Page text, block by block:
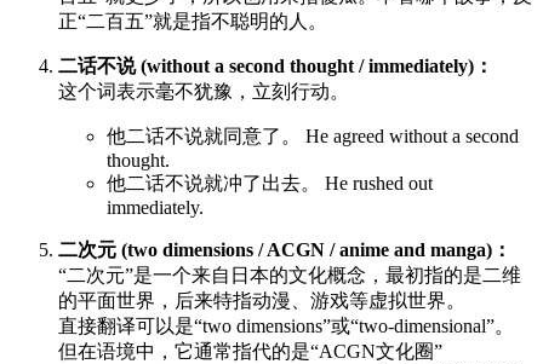
正“二百五”就是指不聪明的人。
二话不说 (without a second thought / immediately)：
这个词表示毫不犹豫，立刻行动。
他二话不说就同意了。 He agreed without a second
thought.
他二话不说就冲了出去。 He rushed out
immediately.
二次元 (two dimensions / ACGN / anime and manga)：
“二次元”是一个来自日本的文化概念，最初指的是二维
的平面世界，后来特指动漫、游戏等虚拟世界。
直接翻译可以是“two dimensions”或“two-dimensional”。
但在语境中，它通常指代的是“ACGN文化圈”